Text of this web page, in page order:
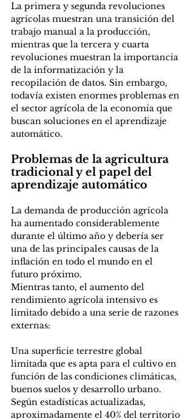
La primera y segunda revoluciones
agrícolas muestran una transición del
trabajo manual a la producción,
mientras que la tercera y cuarta
revoluciones muestran la importancia
de la informatización y la
recopilación de datos. Sin embargo,
todavía existen enormes problemas en
el sector agrícola de la economía que
buscan soluciones en el aprendizaje
automático.
Problemas de la agricultura
tradicional y el papel del
aprendizaje automático
La demanda de producción agrícola
ha aumentado considerablemente
durante el último año y debería ser
una de las principales causas de la
inflación en todo el mundo en el
futuro próximo.
Mientras tanto, el aumento del
rendimiento agrícola intensivo es
limitado debido a una serie de razones
externas:
Una superficie terrestre global
limitada que es apta para el cultivo en
función de las condiciones climáticas,
buenos suelos y desarrollo urbano.
Según estadísticas actualizadas,
aproximadamente el 40% del territorio